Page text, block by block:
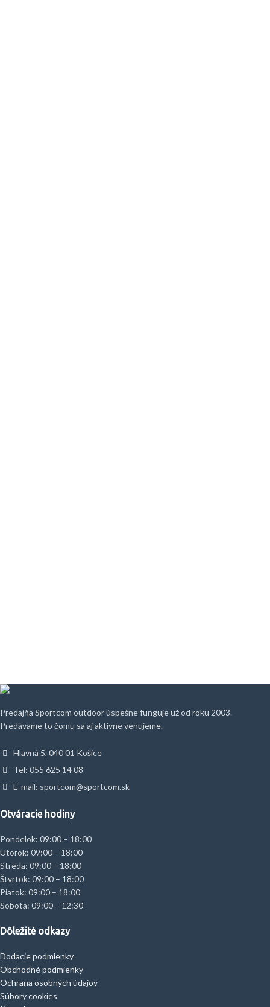
Predajňa Sportcom outdoor úspešne funguje už od roku 2003.
Predávame to čomu sa aj aktívne venujeme.
Hlavná 5, 040 01 Košice
Tel: 055 625 14 08
E-mail: sportcom@sportcom.sk
Otváracie hodiny
Pondelok: 09:00 – 18:00
Utorok: 09:00 – 18:00
Streda: 09:00 – 18:00
Štvrtok: 09:00 – 18:00
Piatok: 09:00 – 18:00
Sobota: 09:00 – 12:30
Dôležité odkazy
Dodacie podmienky
Obchodné podmienky
Ochrana osobných údajov
Súbory cookies